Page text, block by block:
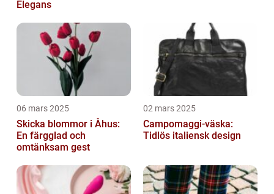
Elegans
06 mars 2025
Skicka blommor i Åhus:
En färgglad och
omtänksam gest
02 mars 2025
Campomaggi-väska:
Tidlös italiensk design